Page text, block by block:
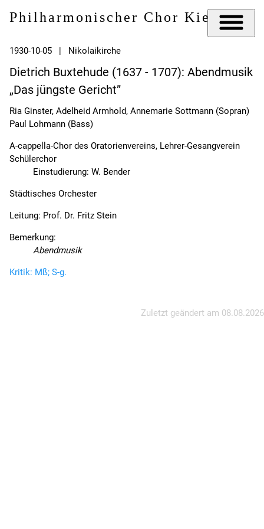
Philharmonischer Chor Kiel e.V.
1930-10-05 | Nikolaikirche
Dietrich Buxtehude (1637 - 1707): Abendmusik
„Das jüngste Gericht”
Ria Ginster, Adelheid Armhold, Annemarie Sottmann (Sopran)
Paul Lohmann (Bass)
A-cappella-Chor des Oratorienvereins, Lehrer-Gesangverein
Schülerchor
Einstudierung: W. Bender
Städtisches Orchester
Leitung: Prof. Dr. Fritz Stein
Bemerkung:
Abendmusik
Kritik: Mß; S-g.
Zuletzt geändert am 08.08.2026